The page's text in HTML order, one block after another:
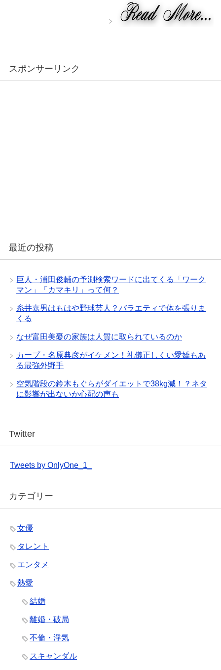
スポンサーリンク
最近の投稿
巨人・浦田俊輔の予測検索ワードに出てくる「ワーク
マン」「カマキリ」って何？
糸井嘉男はもはや野球芸人？バラエティで体を張りま
くる
なぜ富田美憂の家族は人質に取られているのか
カープ・名原典彦がイケメン！礼儀正しくい愛嬌もあ
る最強外野手
空気階段の鈴木もぐらがダイエットで38kg減！？ネタ
に影響が出ないか心配の声も
Twitter
Tweets by OnlyOne_1_
カテゴリー
女優
タレント
エンタメ
熱愛
結婚
離婚・破局
不倫・浮気
スキャンダル